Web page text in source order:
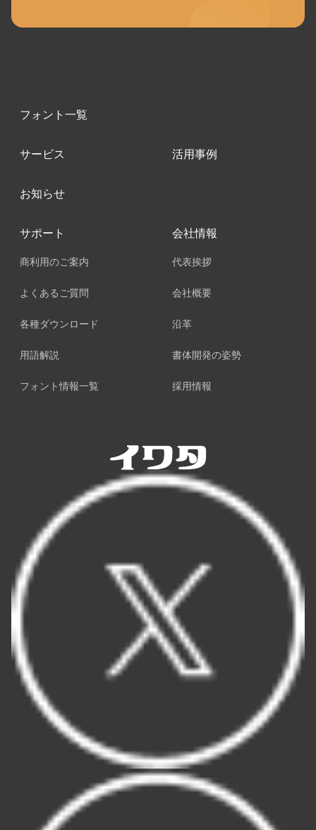
フォント一覧
サービス 活用事例
お知らせ
サポート
商利用のご案内
よくあるご質問
各種ダウンロード
用語解説
フォント情報一覧
会社情報
代表挨拶
会社概要
沿革
書体開発の姿勢
採用情報